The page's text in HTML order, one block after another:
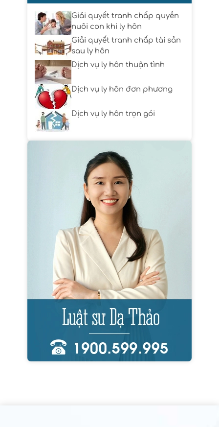
Giải quyết tranh chấp quyền
nuôi con khi ly hôn
Giải quyết tranh chấp tài sản
sau ly hôn
Dịch vụ ly hôn thuận tình
Dịch vụ ly hôn đơn phương
Dịch vụ ly hôn trọn gói